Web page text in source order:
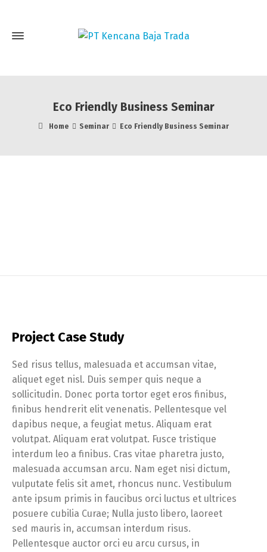
Eco Friendly Business Seminar
Home Seminar Eco Friendly Business Seminar
Project Case Study
Sed risus tellus, malesuada et accumsan vitae,
aliquet eget nisl. Duis semper quis neque a
sollicitudin. Donec porta tortor eget eros finibus,
finibus hendrerit elit venenatis. Pellentesque vel
dapibus neque, a feugiat metus. Aliquam erat
volutpat. Aliquam erat volutpat. Fusce tristique
interdum leo a finibus. Cras vitae pharetra justo,
malesuada accumsan arcu. Nam eget nisi dictum,
vulputate felis sit amet, rhoncus nunc. Vestibulum
ante ipsum primis in faucibus orci luctus et ultrices
posuere cubilia Curae; Nulla justo libero, laoreet
sed mauris in, accumsan interdum risus.
Pellentesque auctor orci eu arcu cursus, in